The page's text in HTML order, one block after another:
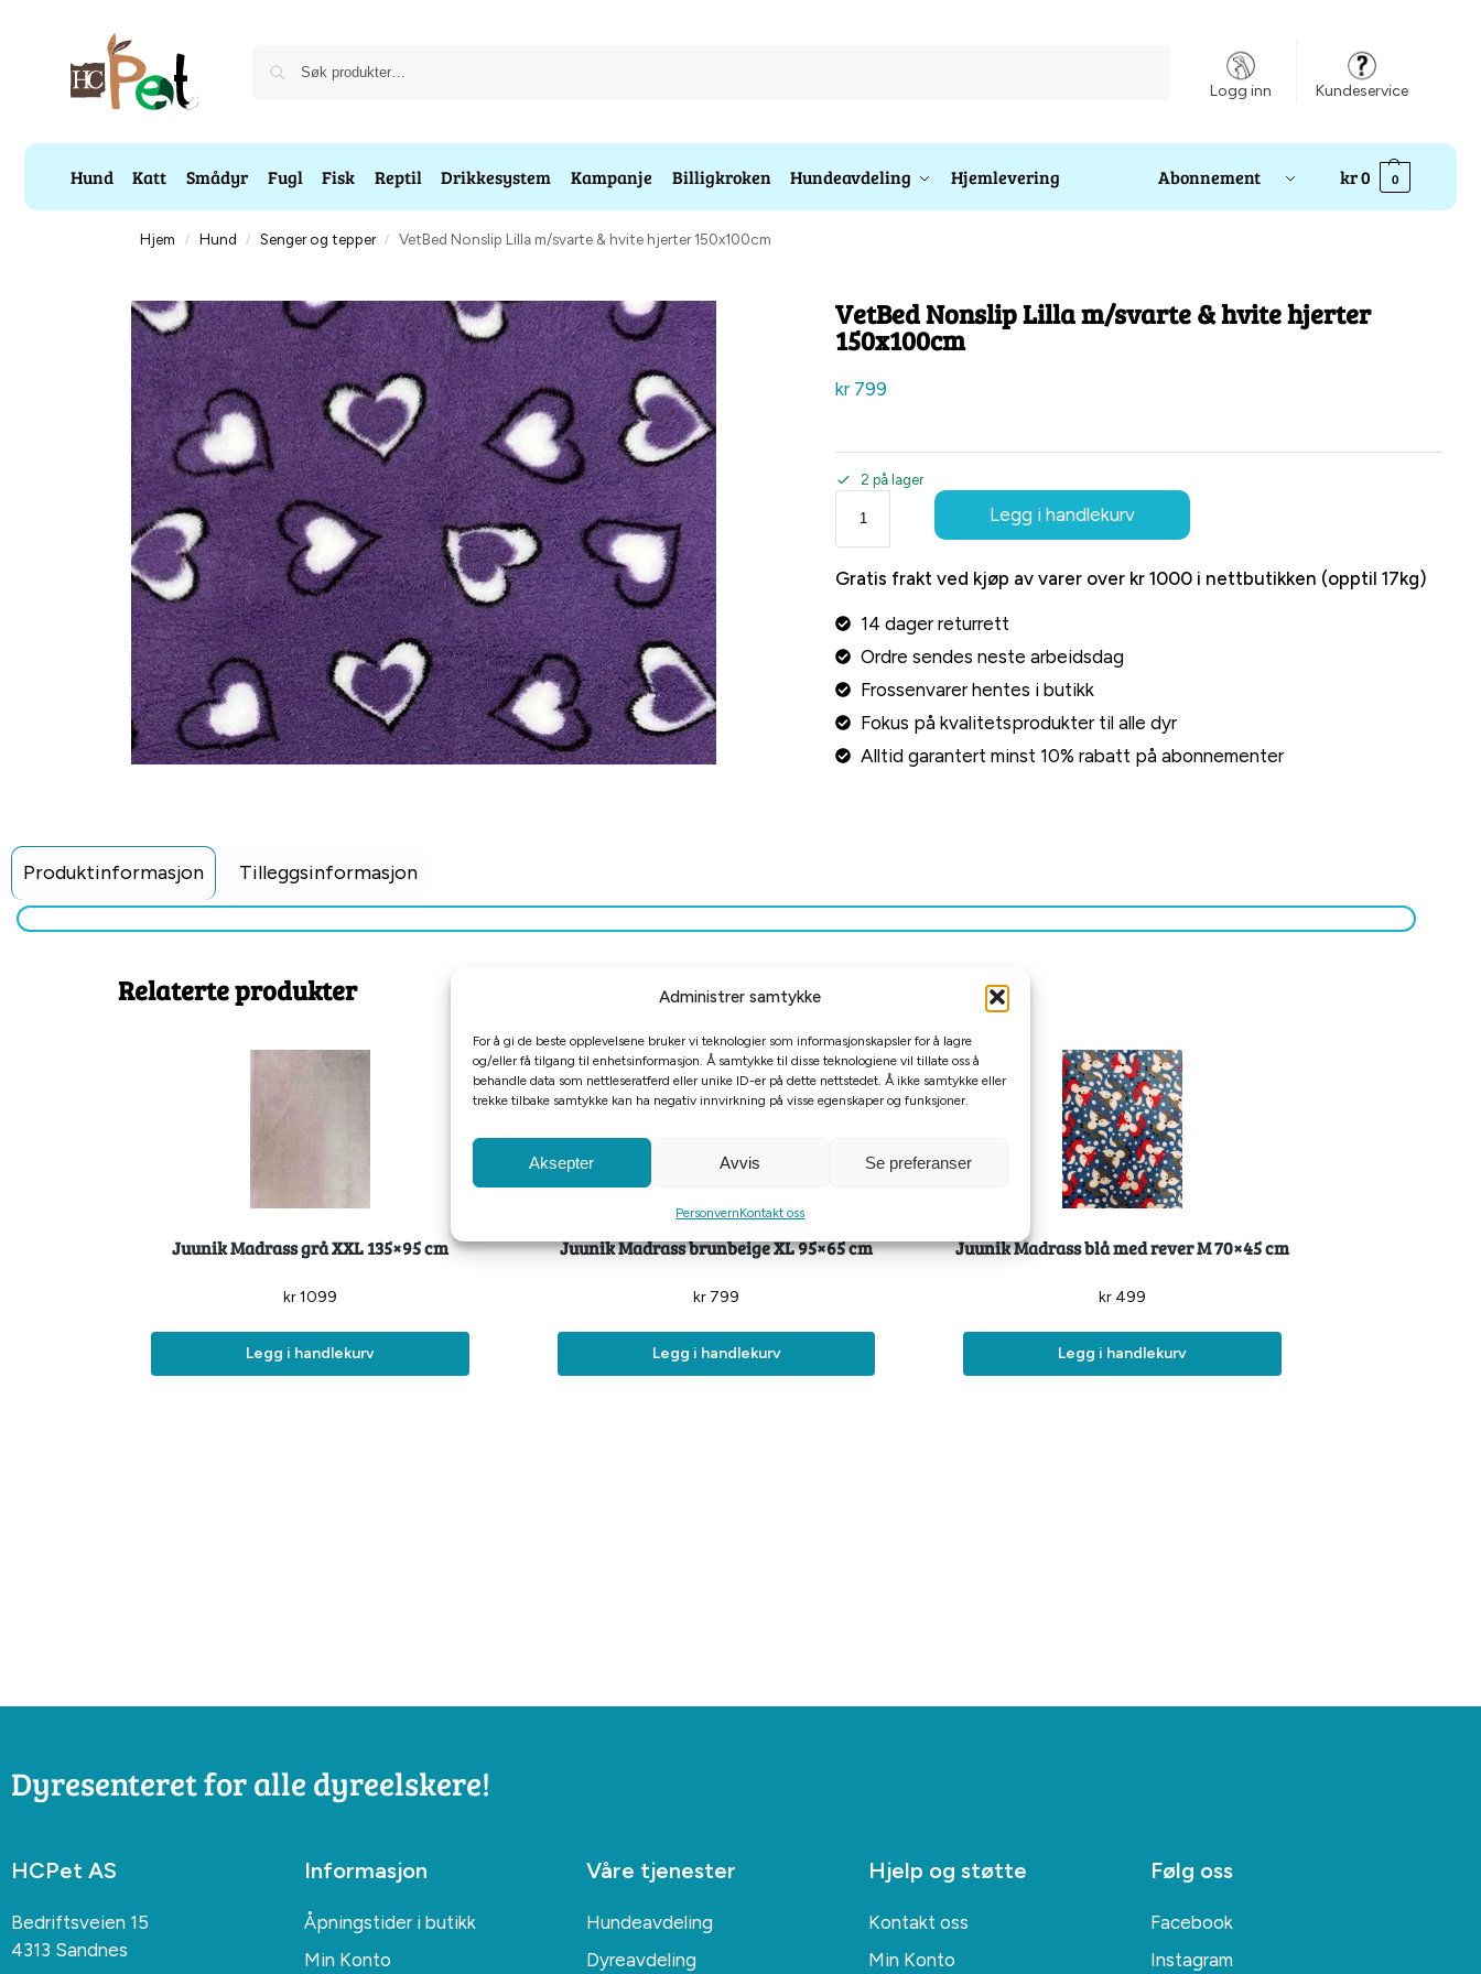
Administrer samtykke
For å gi de beste opplevelsene bruker vi teknologier som informasjonskapsler for å lagre
og/eller få tilgang til enhetsinformasjon. Å samtykke til disse teknologiene vil tillate oss å
behandle data som nettleseratferd eller unike ID-er på dette nettstedet. Å ikke samtykke eller
trekke tilbake samtykke kan ha negativ innvirkning på visse egenskaper og funksjoner.
Aksepter Avvis Se preferanser
PersonvernKontakt oss
Logg inn Kundeservice
Hund Katt Smådyr Fugl Fisk Reptil Drikkesystem Kampanje Billigkroken Hundeavdeling Hjemlevering Abonnement kr0 0
Hjem / Hund / Senger og tepper / VetBed Nonslip Lilla m/svarte & hvite hjerter 150x100cm
VetBed Nonslip Lilla m/svarte & hvite hjerter
150x100cm
kr799
2 på lager
Legg i handlekurv
Gratis frakt ved kjøp av varer over kr 1000 i nettbutikken (opptil 17kg)
14 dager returrett
Ordre sendes neste arbeidsdag
Frossenvarer hentes i butikk
Fokus på kvalitetsprodukter til alle dyr
Alltid garantert minst 10% rabatt på abonnementer
Produktinformasjon Tilleggsinformasjon
Relaterte produkter
Juunik Madrass grå XXL 135×95 cm
kr1099
Legg i handlekurv
Juunik Madrass brunbeige XL 95×65 cm
kr 799
Legg i handlekurv
Juunik Madrass blå med rever M 70×45 cm
kr 499
Legg i handlekurv
Dyresenteret for alle dyreelskere!
HCPet AS
Bedriftsveien 15
4313 Sandnes
Informasjon
Åpningstider i butikk
Min Konto
Våre tjenester
Hundeavdeling
Dyreavdeling
Hjelp og støtte
Kontakt oss
Min Konto
Følg oss
Facebook
Instagram